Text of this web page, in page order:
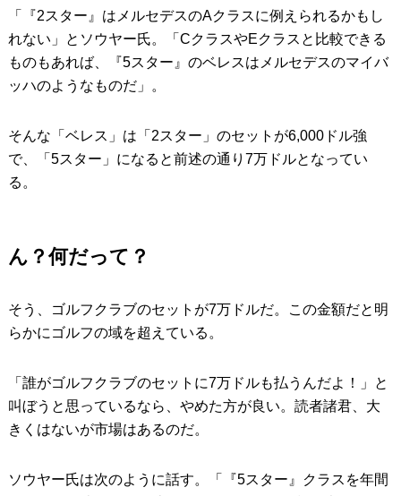
「『2スター』はメルセデスのAクラスに例えられるかもし
れない」とソウヤー氏。「CクラスやEクラスと比較できる
ものもあれば、『5スター』のベレスはメルセデスのマイバ
ッハのようなものだ」。
そんな「ベレス」は「2スター」のセットが6,000ドル強
で、「5スター」になると前述の通り7万ドルとなってい
る。
ん？何だって？
そう、ゴルフクラブのセットが7万ドルだ。この金額だと明
らかにゴルフの域を超えている。
「誰がゴルフクラブのセットに7万ドルも払うんだよ！」と
叫ぼうと思っているなら、やめた方が良い。読者諸君、大
きくはないが市場はあるのだ。
ソウヤー氏は次のように話す。「『5スター』クラスを年間